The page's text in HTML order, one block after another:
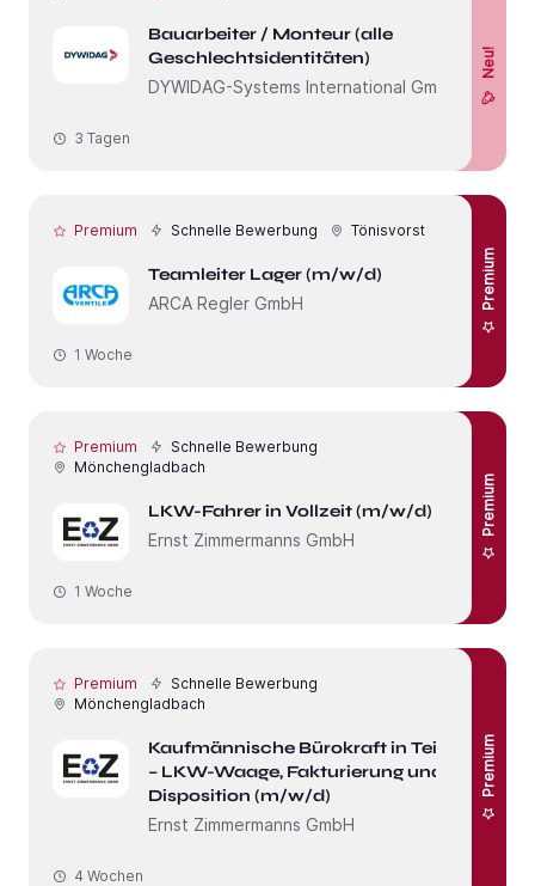
Bauarbeiter / Monteur (alle
Geschlechtsidentitäten)
DYWIDAG-Systems International GmbH
Neu!
3 Tagen
Premium Schnelle Bewerbung Tönisvorst
Teamleiter Lager (m/w/d)
ARCA Regler GmbH
Premium
1 Woche
Premium
Schnelle Bewerbung
Mönchengladbach
LKW-Fahrer in Vollzeit (m/w/d)
Ernst Zimmermanns GmbH
Premium
1 Woche
Premium
Schnelle Bewerbung
Mönchengladbach
Kaufmännische Bürokraft in Teilzeit
– LKW-Waage, Fakturierung und
Disposition (m/w/d)
Ernst Zimmermanns GmbH
Premium
4 Wochen